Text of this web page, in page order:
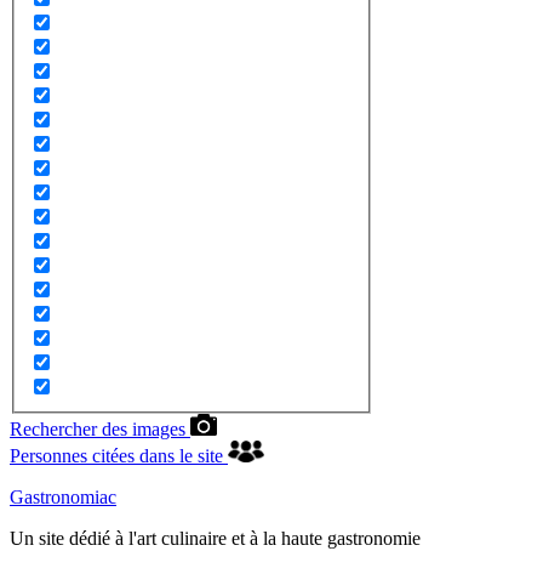
Rechercher des images
Personnes citées dans le site
Gastronomiac
Un site dédié à l'art culinaire et à la haute gastronomie